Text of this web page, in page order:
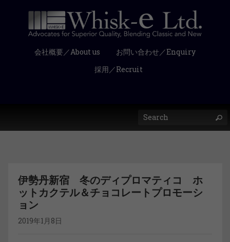
会社概要／About us
お問い合わせ／Enquiry
採用／Recruit
伊勢丹新宿 冬のディプロマティコ ホ
ットカクテル＆チョコレートプロモーシ
ョン
2019年1月8日